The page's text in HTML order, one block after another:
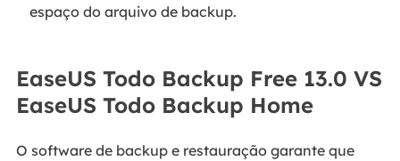
espaço do arquivo de backup.
EaseUS Todo Backup Free 13.0 VS
EaseUS Todo Backup Home
O software de backup e restauração garante que